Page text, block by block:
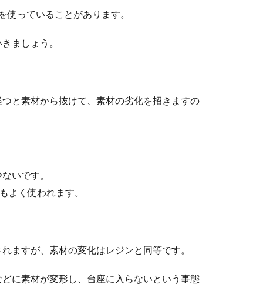
っていることがあります。
ましょう。
と素材から抜けて、素材の劣化を招きますの
いです。
よく使われます。
ますが、素材の変化はレジンと同等です。
に素材が変形し、台座に入らないという事態